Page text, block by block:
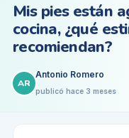
Mis pies están
cocina, ¿qué
recomiendan?
AR
Antonio Romero
publicó hace 3 meses